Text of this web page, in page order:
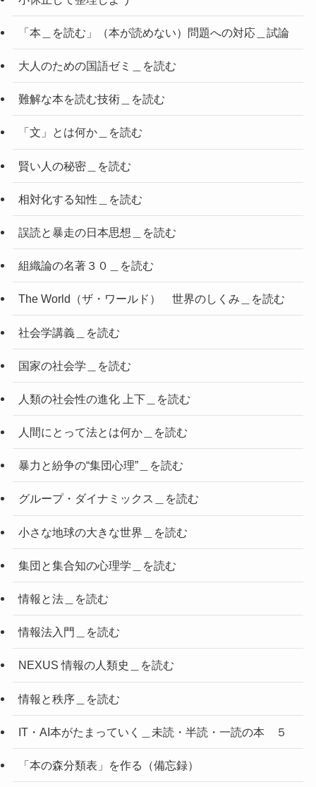
「本＿を読む」（本が読めない）問題への対応＿試論
大人のための国語ゼミ＿を読む
難解な本を読む技術＿を読む
「文」とは何か＿を読む
賢い人の秘密＿を読む
相対化する知性＿を読む
誤読と暴走の日本思想＿を読む
組織論の名著３０＿を読む
The World（ザ・ワールド） 世界のしくみ＿を読む
社会学講義＿を読む
国家の社会学＿を読む
人類の社会性の進化 上下＿を読む
人間にとって法とは何か＿を読む
暴力と紛争の“集団心理”＿を読む
グループ・ダイナミックス＿を読む
小さな地球の大きな世界＿を読む
集団と集合知の心理学＿を読む
情報と法＿を読む
情報法入門＿を読む
NEXUS 情報の人類史＿を読む
情報と秩序＿を読む
IT・AI本がたまっていく＿未読・半読・一読の本 ５
「本の森分類表」を作る（備忘録）